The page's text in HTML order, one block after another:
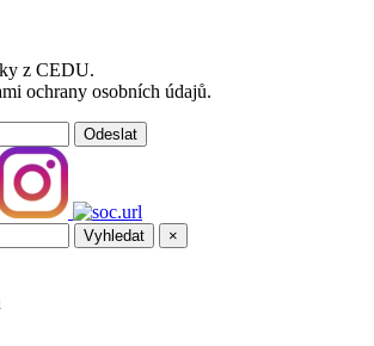
z CEDU.
ochrany osobních údajů.
×